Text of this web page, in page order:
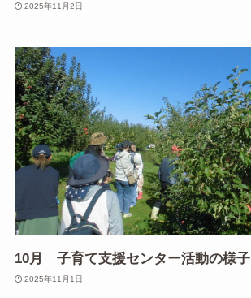
2025年11月2日
10月 子育て支援センター活動の様子
2025年11月1日